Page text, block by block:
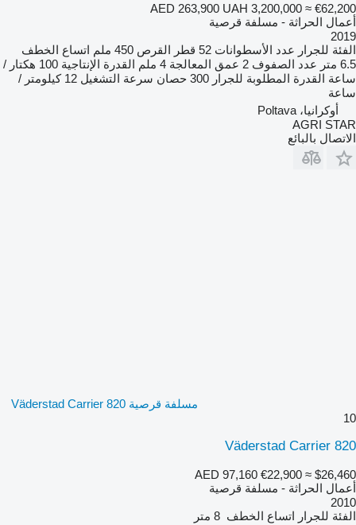
AED 263,900 UAH 3,200,000 ≈ €62,200
أعمال الحراثة - مسلفة قرصية
2019
الفئة للجرار عدد الأسطوانات 52 قطر القرص 450 ملم
اتساع الخطف
6.5 متر
عدد الصفوف 2 عمق المعالجة 4 ملم القدرة الإنتاجية
100 هكتار /
ساعة القدرة المطلوبة للجرار 300 حصان سرعة التشغيل
12 كيلومتر /
ساعة
أوكرانيا، Poltava
AGRI STAR
الاتصال بالبائع
مسلفة قرصية Väderstad Carrier 820
10
Väderstad Carrier 820
AED 97,160 €22,900 ≈ $26,460
أعمال الحراثة - مسلفة قرصية
2010
الفئة للجرار اتساع الخطف 8 متر